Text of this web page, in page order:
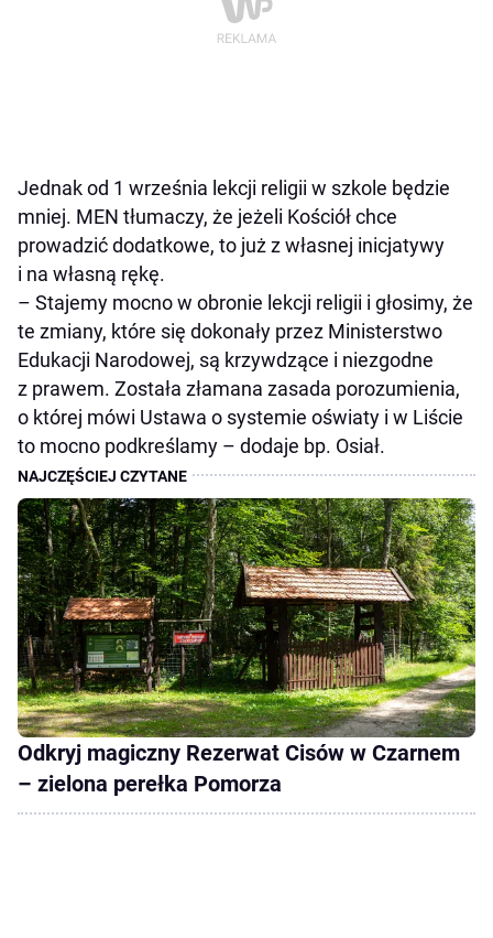
Jednak od 1 września lekcji religii w szkole będzie
mniej. MEN tłumaczy, że jeżeli Kościół chce
prowadzić dodatkowe, to już z własnej inicjatywy
i na własną rękę.
– Stajemy mocno w obronie lekcji religii i głosimy, że
te zmiany, które się dokonały przez Ministerstwo
Edukacji Narodowej, są krzywdzące i niezgodne
z prawem. Została złamana zasada porozumienia,
o której mówi Ustawa o systemie oświaty i w Liście
to mocno podkreślamy – dodaje bp. Osiał.
Odkryj magiczny Rezerwat Cisów w Czarnem
– zielona perełka Pomorza